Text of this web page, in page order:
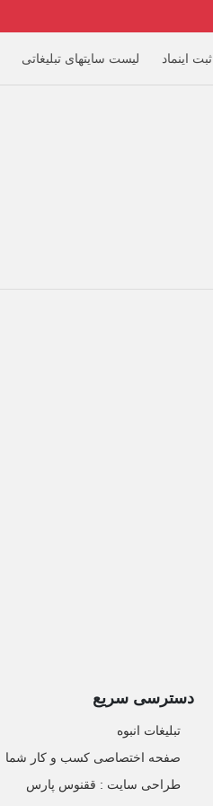
ثبت اینماد لیست سایتهای تبلیغاتی
دسترسی سریع
تبلیغات انبوه
صفحه اختصاصی کسب و کار شما
طراحی سایت :‌ ققنوس پارس